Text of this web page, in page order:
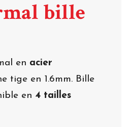
bille
en acier
tige en 1.6mm. Bille
en 4 tailles